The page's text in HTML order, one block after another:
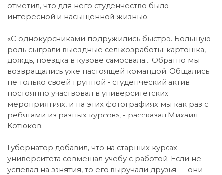
отметил, что для него студенчество было
интересной и насыщенной жизнью.
«С однокурсниками подружились быстро. Большую
роль сыграли выездные сельхозработы: картошка,
дождь, поездка в кузове самосвала... Обратно мы
возвращались уже настоящей командой. Общались
не только своей группой - студенческий актив
постоянно участвовал в университетских
мероприятиях, и на этих фотографиях мы как раз с
ребятами из разных курсов», - рассказал Михаил
Котюков.
Губернатор добавил, что на старших курсах
университета совмещал учёбу с работой. Если не
успевал на занятия, то его выручали друзья — они